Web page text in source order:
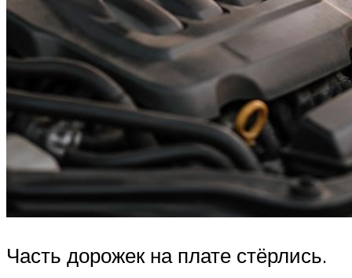
Часть дорожек на плате стёрлись.